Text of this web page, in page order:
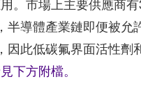
半導體產業鏈即便被
因此低碳氟界面活性
下方附檔。